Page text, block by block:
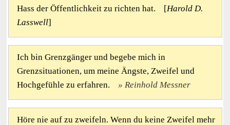
Hass der Öffentlichkeit zu richten hat. [Harold D.
Lasswell]
Ich bin Grenzgänger und begebe mich in
Grenzsituationen, um meine Ängste, Zweifel und
Hochgefühle zu erfahren.
Reinhold Messner
Höre nie auf zu zweifeln. Wenn du keine Zweifel mehr